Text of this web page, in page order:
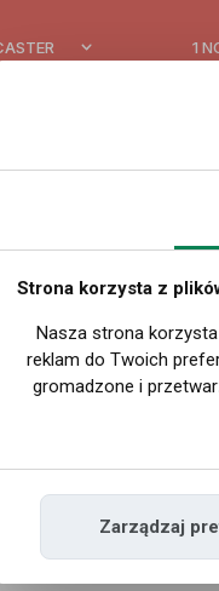
1
Strona korzysta z
Nasza strona
reklam do Twoich
gromadzone i
Zarządzaj